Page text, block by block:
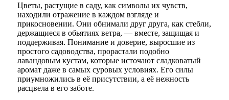
Цветы, растущие в саду, как символы их чувств,
находили отражение в каждом взгляде и
прикосновении. Они обнимали друг друга, как стебли,
держащиеся в обьятиях ветра, — вместе, защищая и
поддерживая. Понимание и доверие, выросшие из
простого садоводства, прорастали подобно
лавандовым кустам, которые источают сладковатый
аромат даже в самых суровых условиях. Его силы
приумножились в её присутствии, а её нежность
расцвела в его заботе.